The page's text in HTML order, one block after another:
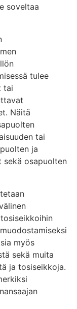
soveltaa
tulee
tai
Näitä
tai
ja
sekä osapuolten
myös
sekä muita
ja tosiseikkoja.